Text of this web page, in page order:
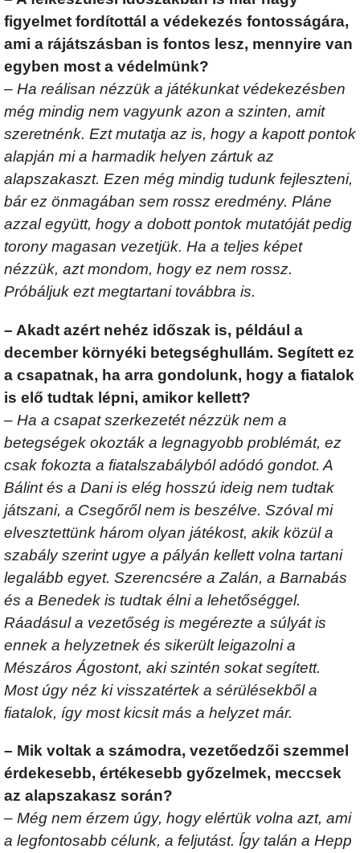
figyelmet fordítottál a védekezés fontosságára,
ami a rájátszásban is fontos lesz, mennyire van
egyben most a védelmünk?
– Ha reálisan nézzük a játékunkat védekezésben
még mindig nem vagyunk azon a szinten, amit
szeretnénk. Ezt mutatja az is, hogy a kapott pontok
alapján mi a harmadik helyen zártuk az
alapszakaszt. Ezen még mindig tudunk fejleszteni,
bár ez önmagában sem rossz eredmény. Pláne
azzal együtt, hogy a dobott pontok mutatóját pedig
torony magasan vezetjük. Ha a teljes képet
nézzük, azt mondom, hogy ez nem rossz.
Próbáljuk ezt megtartani továbbra is.
– Akadt azért nehéz időszak is, például a
december környéki betegséghullám. Segített ez
a csapatnak, ha arra gondolunk, hogy a fiatalok
is elő tudtak lépni, amikor kellett?
– Ha a csapat szerkezetét nézzük nem a
betegségek okozták a legnagyobb problémát, ez
csak fokozta a fiatalszabályból adódó gondot. A
Bálint és a Dani is elég hosszú ideig nem tudtak
játszani, a Csegőről nem is beszélve. Szóval mi
elvesztettünk három olyan játékost, akik közül a
szabály szerint ugye a pályán kellett volna tartani
legalább egyet. Szerencsére a Zalán, a Barnabás
és a Benedek is tudtak élni a lehetőséggel.
Ráadásul a vezetőség is megérezte a súlyát is
ennek a helyzetnek és sikerült leigazolni a
Mészáros Ágostont, aki szintén sokat segített.
Most úgy néz ki visszatértek a sérülésekből a
fiatalok, így most kicsit más a helyzet már.
– Mik voltak a számodra, vezetőedzői szemmel
érdekesebb, értékesebb győzelmek, meccsek
az alapszakasz során?
– Még nem érzem úgy, hogy elértük volna azt, ami
a legfontosabb célunk, a feljutást. Így talán a Hepp